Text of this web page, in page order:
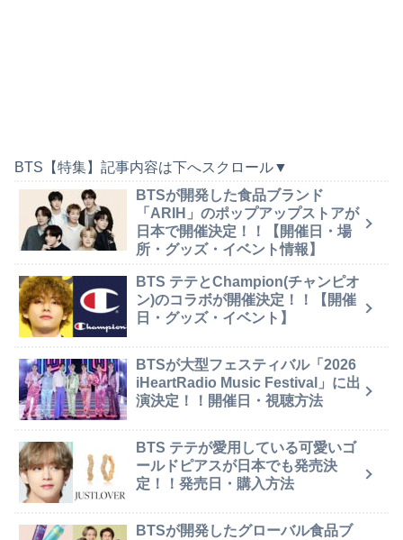
BTS【特集】記事内容は下へスクロール▼
BTSが開発した食品ブランド
「ARIH」のポップアップストアが
日本で開催決定！！【開催日・場
所・グッズ・イベント情報】
BTS テテとChampion(チャンピオ
ン)のコラボが開催決定！！【開催
日・グッズ・イベント】
BTSが大型フェスティバル「2026
iHeartRadio Music Festival」に出
演決定！！開催日・視聴方法
BTS テテが愛用している可愛いゴ
ールドピアスが日本でも発売決
定！！発売日・購入方法
BTSが開発したグローバル食品ブ